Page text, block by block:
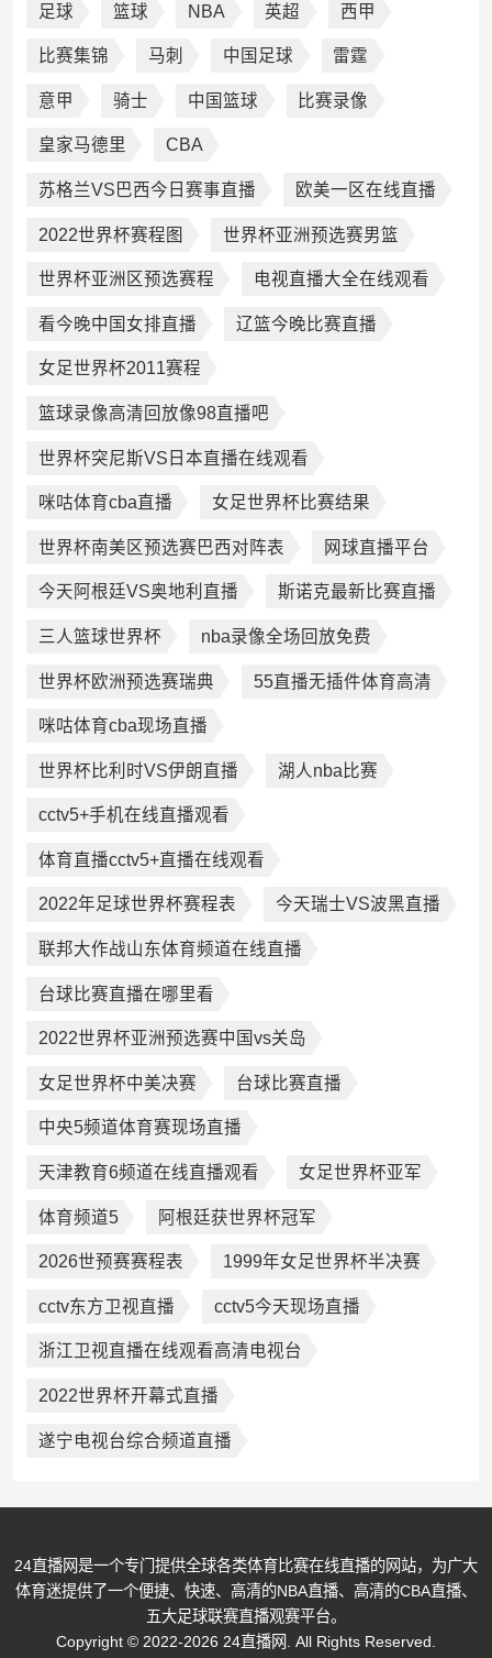
足球 篮球 NBA 英超 西甲
比赛集锦 马刺 中国足球 雷霆
意甲 骑士 中国篮球 比赛录像
皇家马德里 CBA
苏格兰VS巴西今日赛事直播 欧美一区在线直播
2022世界杯赛程图 世界杯亚洲预选赛男篮
世界杯亚洲区预选赛程 电视直播大全在线观看
看今晚中国女排直播 辽篮今晚比赛直播
女足世界杯2011赛程
篮球录像高清回放像98直播吧
世界杯突尼斯VS日本直播在线观看
咪咕体育cba直播 女足世界杯比赛结果
世界杯南美区预选赛巴西对阵表 网球直播平台
今天阿根廷VS奥地利直播 斯诺克最新比赛直播
三人篮球世界杯 nba录像全场回放免费
世界杯欧洲预选赛瑞典 55直播无插件体育高清
咪咕体育cba现场直播
世界杯比利时VS伊朗直播 湖人nba比赛
cctv5+手机在线直播观看
体育直播cctv5+直播在线观看
2022年足球世界杯赛程表 今天瑞士VS波黑直播
联邦大作战山东体育频道在线直播
台球比赛直播在哪里看
2022世界杯亚洲预选赛中国vs关岛
女足世界杯中美决赛 台球比赛直播
中央5频道体育赛现场直播
天津教育6频道在线直播观看 女足世界杯亚军
体育频道5 阿根廷获世界杯冠军
2026世预赛赛程表 1999年女足世界杯半决赛
cctv东方卫视直播 cctv5今天现场直播
浙江卫视直播在线观看高清电视台
2022世界杯开幕式直播
遂宁电视台综合频道直播
24直播网是一个专门提供全球各类体育比赛在线直播的网站，为广大
体育迷提供了一个便捷、快速、高清的NBA直播、高清的CBA直播、
五大足球联赛直播观赛平台。
Copyright © 2022-2026 24直播网. All Rights Reserved.